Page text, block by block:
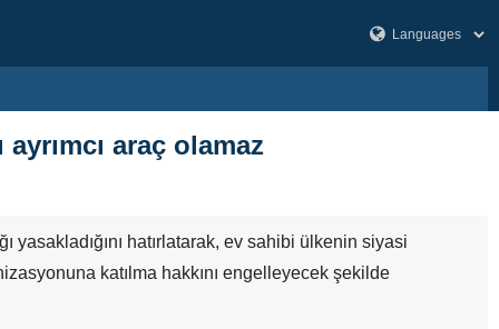
araç olamaz
yasakladığını hatırlatarak, ev sahibi ülkenin siyasi
katılma hakkını engelleyecek şekilde